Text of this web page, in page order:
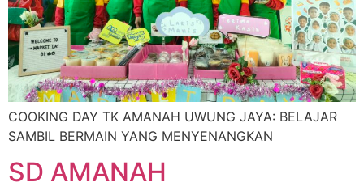
COOKING DAY TK AMANAH UWUNG JAYA: BELAJAR
SAMBIL BERMAIN YANG MENYENANGKAN
SD AMANAH